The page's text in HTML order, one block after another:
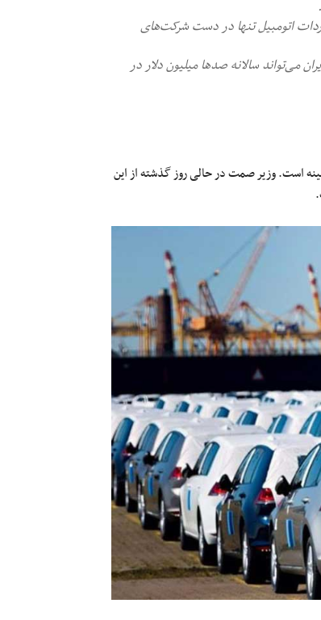
اتومبیل تنها در دست شرکت‌های
می‌تواند سالانه صدها میلیون دلار در
است. وزیر صمت در حالی روز گذشته از این